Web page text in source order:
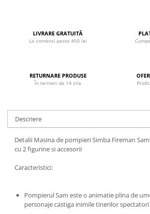
Ludicus Games
Marionette
Mentari
MillaMinis
Noris
PolarB by Viga
LIVRARE GRATUITĂ
La comenzi peste 400 lei
RETURNARE PRODUSE
În termen de 14 zile
Descriere
Detalii Masina de pompieri Simba Fireman
cu 2 figurine si accesorii
Caracteristici:
Pompierul Sam este o animatie plina de
personaje castiga inimile tinerilor